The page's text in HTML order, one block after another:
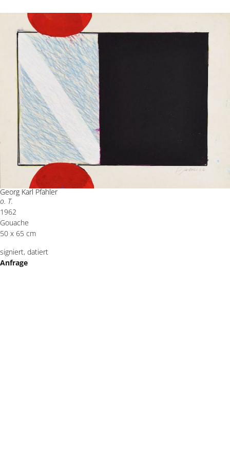
Georg Karl Pfahler
o. T.
1962
Gouache
50 x 65 cm
signiert, datiert
Anfrage